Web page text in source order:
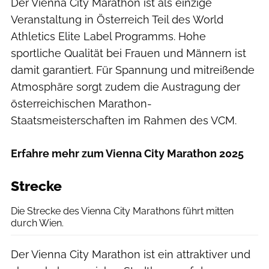
Veranstaltung in Österreich Teil des World
Athletics Elite Label Programms. Hohe
sportliche Qualität bei Frauen und Männern ist
damit garantiert. Für Spannung und mitreißende
Atmosphäre sorgt zudem die Austragung der
österreichischen Marathon-
Staatsmeisterschaften im Rahmen des VCM.
Erfahre mehr zum Vienna City Marathon 2025
Strecke
Die Strecke des Vienna City Marathons führt mitten
durch Wien.
Der Vienna City Marathon ist ein attraktiver und